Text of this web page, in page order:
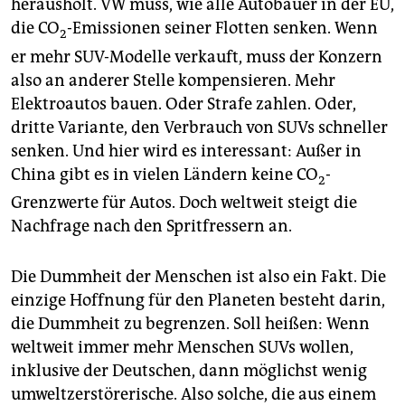
herausholt. VW muss, wie alle Autobauer in der EU,
die CO2-Emissionen seiner Flotten senken. Wenn
er mehr SUV-Modelle verkauft, muss der Konzern
also an anderer Stelle kompensieren. Mehr
Elektroautos bauen. Oder Strafe zahlen. Oder,
dritte Variante, den Verbrauch von SUVs schneller
senken. Und hier wird es interessant: Außer in
China gibt es in vielen Ländern keine CO2-
Grenzwerte für Autos. Doch weltweit steigt die
Nachfrage nach den Spritfressern an.
Die Dummheit der Menschen ist also ein Fakt. Die
einzige Hoffnung für den Planeten besteht darin,
die Dummheit zu begrenzen. Soll heißen: Wenn
weltweit immer mehr Menschen SUVs wollen,
inklusive der Deutschen, dann möglichst wenig
umweltzerstörerische. Also solche, die aus einem